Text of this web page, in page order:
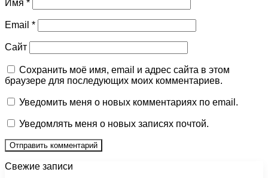
Имя *
Email *
Сайт
Сохранить моё имя, email и адрес сайта в этом
браузере для последующих моих комментариев.
Уведомить меня о новых комментариях по email.
Уведомлять меня о новых записях почтой.
Свежие записи